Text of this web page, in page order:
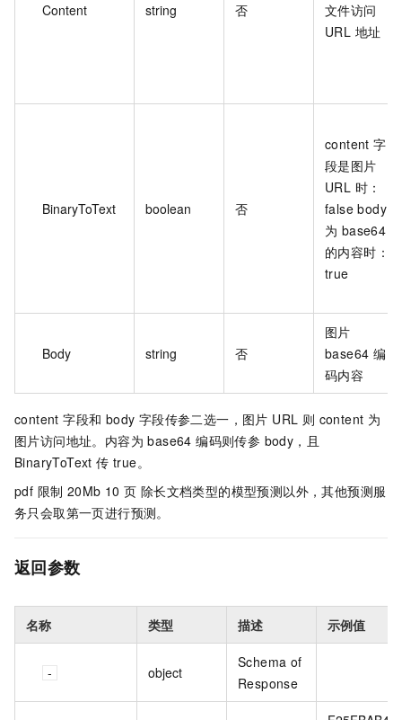
Content string 否
文件访问
URL 地址
BinaryToText boolean 否
content 字
段是图片
URL 时：
false body
为 base64
的内容时：
true
Body string 否
图片
base64 编
码内容
content 字段和 body 字段传参二选一，图片 URL 则 content 为
图片访问地址。内容为 base64 编码则传参 body，且
BinaryToText 传 true。
pdf 限制 20Mb 10 页 除长文档类型的模型预测以外，其他预测服
务只会取第一页进行预测。
返回参数
名称 类型 描述 示例值
object
Schema of
Response